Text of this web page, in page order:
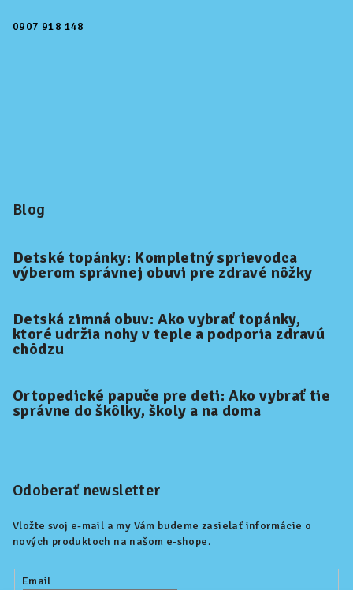
0907 918 148
Blog
Detské topánky: Kompletný sprievodca
výberom správnej obuvi pre zdravé nôžky
Detská zimná obuv: Ako vybrať topánky,
ktoré udržia nohy v teple a podporia zdravú
chôdzu
Ortopedické papuče pre deti: Ako vybrať tie
správne do škôlky, školy a na doma
Odoberať newsletter
Vložte svoj e-mail a my Vám budeme zasielať informácie o
nových produktoch na našom e-shope.
Email